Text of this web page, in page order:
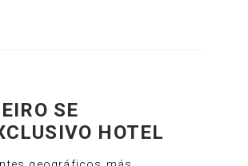
SE
HOTEL